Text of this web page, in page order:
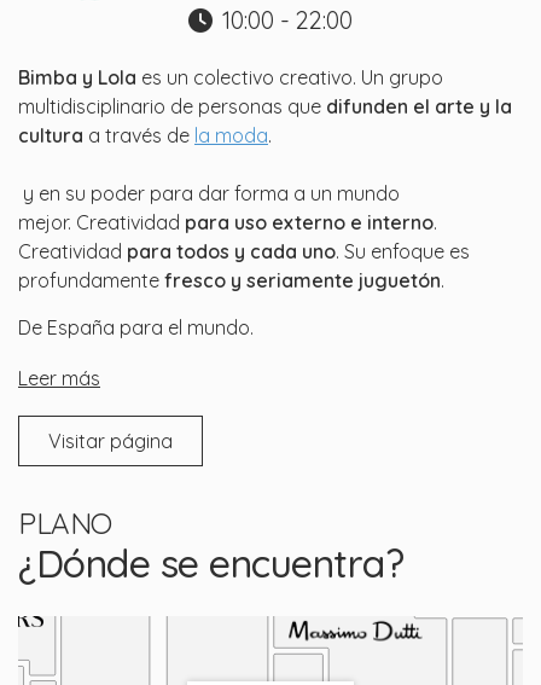
10:00 - 22:00
Bimba y Lola es un colectivo creativo. Un grupo
multidisciplinario de personas que difunden el arte y la
cultura a través de la moda.
y en su poder para dar forma a un mundo
mejor. Creatividad para uso externo e interno.
Creatividad para todos y cada uno. Su enfoque es
profundamente fresco y seriamente juguetón.
De España para el mundo.
Leer más
Visitar página
PLANO
¿Dónde se encuentra?